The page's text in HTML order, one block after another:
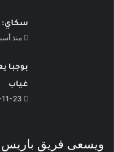
سكاي:
منذ
بوجبا
غياب
23
ويسعى فريق باريس